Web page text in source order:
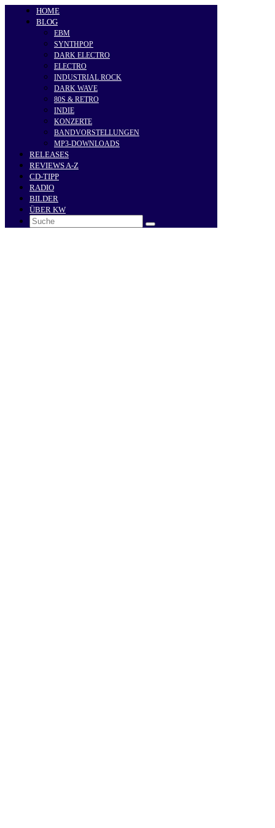
HOME
BLOG
EBM
SYNTHPOP
DARK ELECTRO
ELECTRO
INDUSTRIAL ROCK
DARK WAVE
80S & RETRO
INDIE
KONZERTE
BANDVORSTELLUNGEN
MP3-DOWNLOADS
RELEASES
REVIEWS A-Z
CD-TIPP
RADIO
BILDER
ÜBER KW
Search